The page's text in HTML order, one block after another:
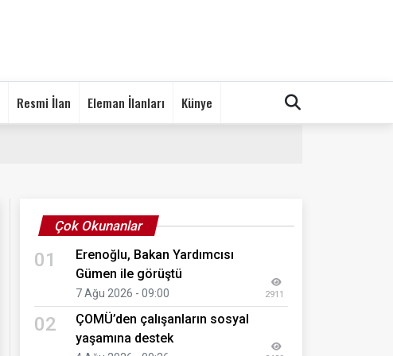
Resmi İlan Eleman İlanları Künye
Çok Okunanlar
01
Erenoğlu, Bakan Yardımcısı
Gümen ile görüştü
7 Ağu 2026 - 09:00 2911
02
ÇOMÜ’den çalışanların sosyal
yaşamına destek